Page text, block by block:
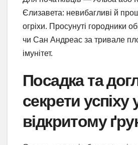
Єлизавета: невибагливі й
огріхи. Просунуті городники
чи Сан Андреас за тривале
імунітет.
Посадка та
секрети успіху
відкритому